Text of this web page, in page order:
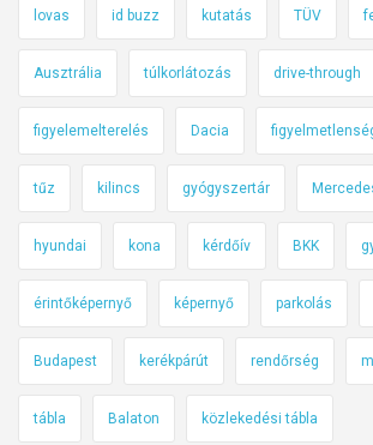
lovas id buzz kutatás TÜV
Ausztrália túlkorlátozás drive-through
figyelemelterelés Dacia
tűz kilincs gyógyszertár
hyundai kona kérdőív BKK
érintőképernyő képernyő parkolás
Budapest kerékpárút rendőrség
tábla Balaton közlekedési tábla